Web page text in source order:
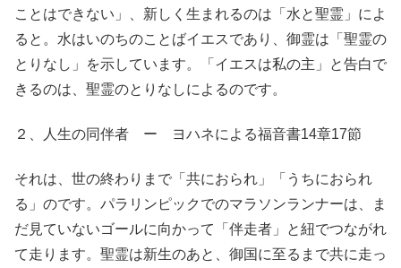
ことはできない」、新しく生まれるのは「水と聖霊」によ
ると。水はいのちのことばイエスであり、御霊は「聖霊の
とりなし」を示しています。「イエスは私の主」と告白で
きるのは、聖霊のとりなしによるのです。
２、人生の同伴者 ー ヨハネによる福音書14章17節
それは、世の終わりまで「共におられ」「うちにおられ
る」のです。パラリンピックでのマラソンランナーは、ま
だ見ていないゴールに向かって「伴走者」と紐でつながれ
て走ります。聖霊は新生のあと、御国に至るまで共に走っ